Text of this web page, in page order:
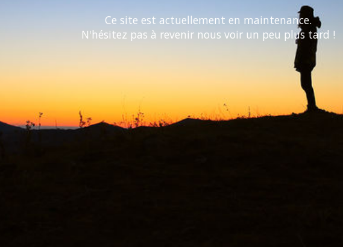
Ce site est actuellement en maintenance.
N'hésitez pas à revenir nous voir un peu plus tard !